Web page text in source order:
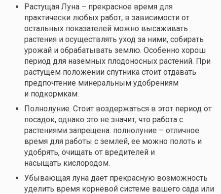
Растущая Луна – прекрасное время для
практически любых работ, в зависимости от
остальных показателей можно высаживать
растения и осуществлять уход за ними, собирать
урожай и обрабатывать землю. Особенно хорош
период для наземных плодоносных растений. При
растущем положении спутника стоит отдавать
предпочтение минеральным удобрениям
и подкормкам.
Полнолуние. Стоит воздержаться в этот период от
посадок, однако это не значит, что работа с
растениями запрещена: полнолуние – отличное
время для работы с землей, ее можно полоть и
удобрять, очищать от вредителей и
насыщать кислородом.
Убывающая луна дает прекрасную возможность
уделить время корневой системе вашего сада или